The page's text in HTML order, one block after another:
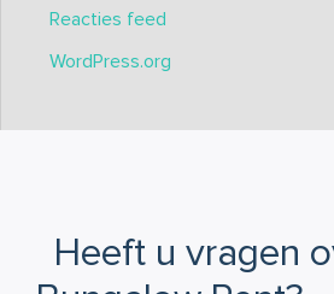
Reacties feed
WordPress.org
Heeft u vragen